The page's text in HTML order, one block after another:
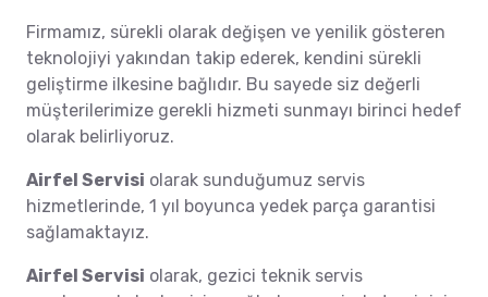
Firmamız, sürekli olarak değişen ve yenilik gösteren
teknolojiyi yakından takip ederek, kendini sürekli
geliştirme ilkesine bağlıdır. Bu sayede siz değerli
müşterilerimize gerekli hizmeti sunmayı birinci hedef
olarak belirliyoruz.
Airfel Servisi olarak sunduğumuz servis
hizmetlerinde, 1 yıl boyunca yedek parça garantisi
sağlamaktayız.
Airfel Servisi olarak, gezici teknik servis